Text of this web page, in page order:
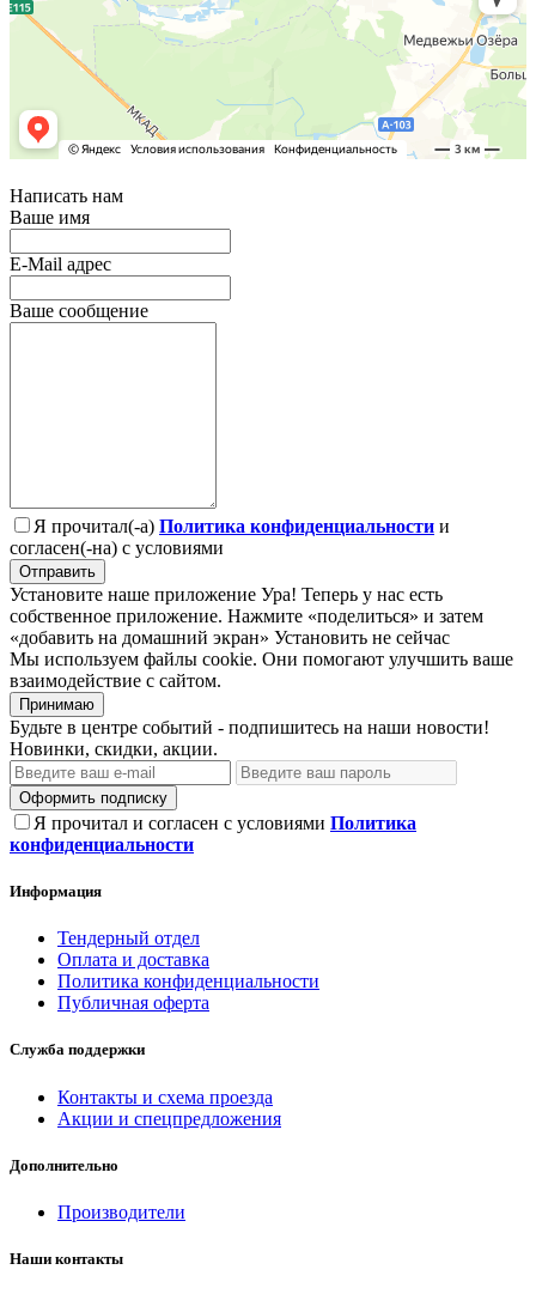
Написать нам
Ваше имя
E-Mail адрес
Ваше сообщение
Я прочитал(-а) Политика конфиденциальности и
согласен(-на) с условиями
Отправить
Установите наше приложение Ура! Теперь у нас есть
собственное приложение. Нажмите «поделиться» и затем
«добавить на домашний экран» Установить не сейчас
Мы используем файлы cookie. Они помогают улучшить ваше
взаимодействие с сайтом.
Принимаю
Будьте в центре событий - подпишитесь на наши новости!
Новинки, скидки, акции.
Оформить подписку
Я прочитал и согласен с условиями Политика
конфиденциальности
Информация
Тендерный отдел
Оплата и доставка
Политика конфиденциальности
Публичная оферта
Служба поддержки
Контакты и схема проезда
Акции и спецпредложения
Дополнительно
Производители
Наши контакты